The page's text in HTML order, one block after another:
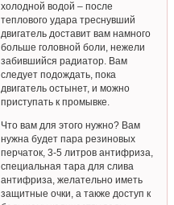
холодной водой – после
теплового удара треснувший
двигатель доставит вам намного
больше головной боли, нежели
забившийся радиатор. Вам
следует подождать, пока
двигатель остынет, и можно
приступать к промывке.
Что вам для этого нужно? Вам
нужна будет пара резиновых
перчаток, 3-5 литров антифриза,
специальная тара для слива
антифриза, желательно иметь
защитные очки, а также доступ к